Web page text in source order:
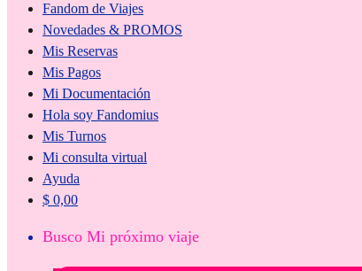
Fandom de Viajes
Novedades & PROMOS
Mis Reservas
Mis Pagos
Mi Documentación
Hola soy Fandomius
Mis Turnos
Mi consulta virtual
Ayuda
$ 0,00
Busco Mi próximo viaje